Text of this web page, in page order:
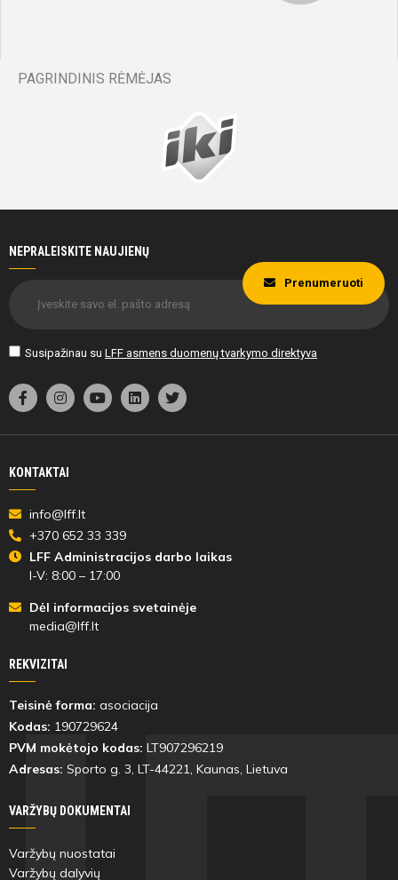
PAGRINDINIS RĖMĖJAS
NEPRALEISKITE NAUJIENŲ
Susipažinau su LFF asmens duomenų tvarkymo direktyva
Prenumeruoti
KONTAKTAI
info@lff.lt
+370 652 33 339
LFF Administracijos darbo laikas
I-V: 8:00 – 17:00
Dėl informacijos svetainėje
media@lff.lt
REKVIZITAI
Teisinė forma: asociacija
Kodas: 190729624
PVM mokėtojo kodas: LT907296219
Adresas: Sporto g. 3, LT-44221, Kaunas, Lietuva
VARŽYBŲ DOKUMENTAI
Varžybų nuostatai
Varžybų dalyvių